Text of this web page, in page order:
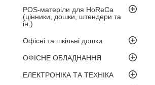
POS-матеріли для HoReCa
(цінники, дошки, штендери та
ін.)
Офісні та шкільні дошки
ОФІСНЕ ОБЛАДНАННЯ
ЕЛЕКТРОНІКА ТА ТЕХНІКА